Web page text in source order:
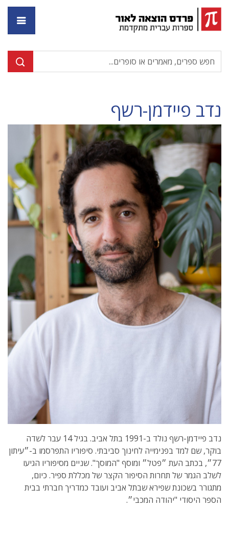
נדב פיידמן-רשף
נדב פיידמן-רשף נולד ב-1991 בתל אביב. בגיל 14 עבר לשדה
בוקר, שם למד בפנימייה לחינוך סביבתי. סיפוריו התפרסמו ב-״עיתון
77״, בכתב העת ״פטל״ ומוסף "המוסך". שניים מסיפוריו הגיעו
לשלב הגמר של תחרות הסיפור הקצר של מכללת ספיר. כיום,
מתגורר בשכונת שפירא שבתל אביב ועובד כמדריך חברתי בבית
הספר היסודי "יהודה המכבי״.